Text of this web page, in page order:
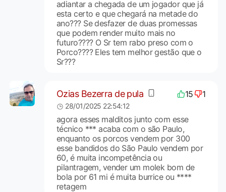
adiantar a chegada de um jogador que já
esta certo e que chegará na metade do
ano??? Se desfazer de duas promessas
que podem render muito mais no
futuro???? O Sr tem rabo preso com o
Porco???? Eles tem melhor gestão que o
Sr???
Ozias Bezerra de pula 15 1
28/01/2025 22:54:12
agora esses malditos junto com esse
técnico *** acaba com o são Paulo,
enquanto os porcos vendem por 300
esse bandidos do São Paulo vendem por
60, é muita incompetência ou
pilantragem, vender um molek bom de
bola por 61 mi é muita burrice ou ****
retagem